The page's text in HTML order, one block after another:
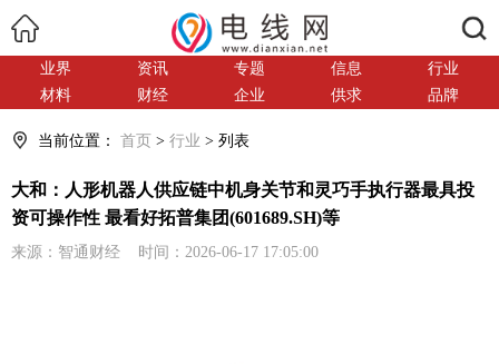
业界 资讯 专题 信息
行业
材料
财经 企业 供求 品牌
当前位置： 首页 > 行业 > 列表
大和：人形机器人供应链中机身关节和灵巧手执行器最具投
资可操作性 最看好拓普集团(601689.SH)等
来源：智通财经 时间：2026-06-17 17:05:00